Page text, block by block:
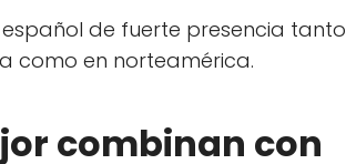
de fuerte presencia tanto
como en norteamérica.
combinan con